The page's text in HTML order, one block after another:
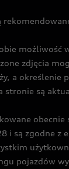
możliwość
zdjęcia
a określenie
stronie są
i są zgodne
pojazdów